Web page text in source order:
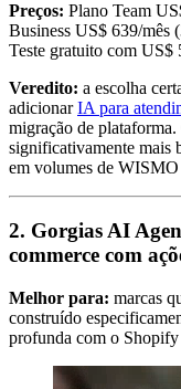
Preços: Plano Team
Business US$ 639/mês
Teste gratuito com US$
Veredito: a escolha
adicionarIA para
migração de
significativamente mais
em volumes de WISMO
2. Gorgias AI
commerce com
Melhor para: marcas
construído
profunda com o